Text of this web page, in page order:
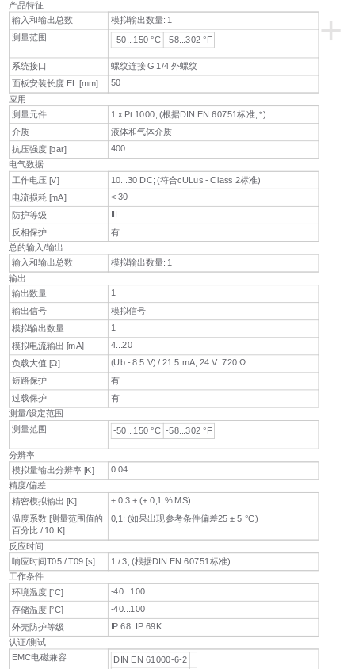
+
产品特征
输入和输出总数
模拟输出数量: 1
测量范围
-50...150 °C -58...302 °F
系统接口
螺纹连接 G 1/4 外螺纹
面板安装长度 EL [mm]
50
应用
测量元件
1 x Pt 1000; (根据DIN EN 60751标准, *)
介质
液体和气体介质
抗压强度 [bar]
400
电气数据
工作电压 [V]
10...30 DC; (符合cULus - Class 2标准)
电流损耗 [mA] < 30
防护等级
III
反相保护
有
总的输入/输出
输入和输出总数
模拟输出数量: 1
输出
输出数量
1
输出信号
模拟信号
模拟输出数量
1
模拟电流输出 [mA]
4...20
负载大值 [Ω]
(Ub - 8,5 V) / 21,5 mA; 24 V: 720 Ω
短路保护
有
过载保护
有
测量/设定范围
测量范围
-50...150 °C -58...302 °F
分辨率
模拟量输出分辨率 [K]
0.04
精度/偏差
精密模拟输出 [K]
± 0,3 + (± 0,1 % MS)
温度系数 [测量范围值的
百分比 / 10 K]
0,1; (如果出现参考条件偏差25 ± 5 °C)
反应时间
响应时间T05 / T09 [s]
1 / 3; (根据DIN EN 60751标准)
工作条件
环境温度 [°C]
-40...100
存储温度 [°C]
-40...100
外壳防护等级 IP 68; IP 69K
认证/测试
EMC电磁兼容
DIN EN 61000-6-2